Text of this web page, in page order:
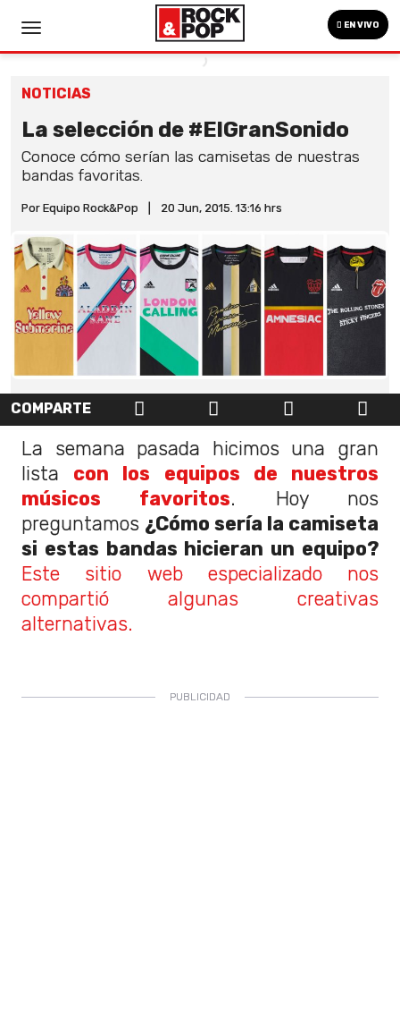
EN VIVO
NOTICIAS
La selección de #ElGranSonido
Conoce cómo serían las camisetas de nuestras
bandas favoritas.
Por Equipo Rock&Pop 20 Jun, 2015. 13:16 hrs
COMPARTE
La semana pasada hicimos una gran
lista con los equipos de nuestros
músicos favoritos. Hoy nos
preguntamos ¿Cómo sería la camiseta
si estas bandas hicieran un equipo?
Este sitio web especializado nos
compartió algunas creativas
alternativas.